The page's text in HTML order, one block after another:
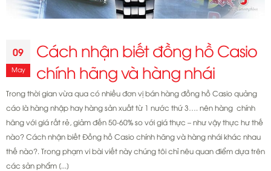
09
May
Cách nhận biết đồng hồ Casio
chính hãng và hàng nhái
Trong thời gian vừa qua có nhiều đơn vị bán hàng đồng hồ Casio quảng
cáo là hàng nhập hay hàng sản xuất từ 1 nước thứ 3…. nên hàng chính
hãng với giá rất rẻ, giảm đến 50-60% so với giá thực – như vậy thực hư thế
nào? Cách nhận biết Đồng hồ Casio chính hãng và hàng nhái khác nhau
thế nào?. Trong phạm vi bài viết này chúng tôi chỉ nêu quan điểm dựa trên
các sản phẩm [...]